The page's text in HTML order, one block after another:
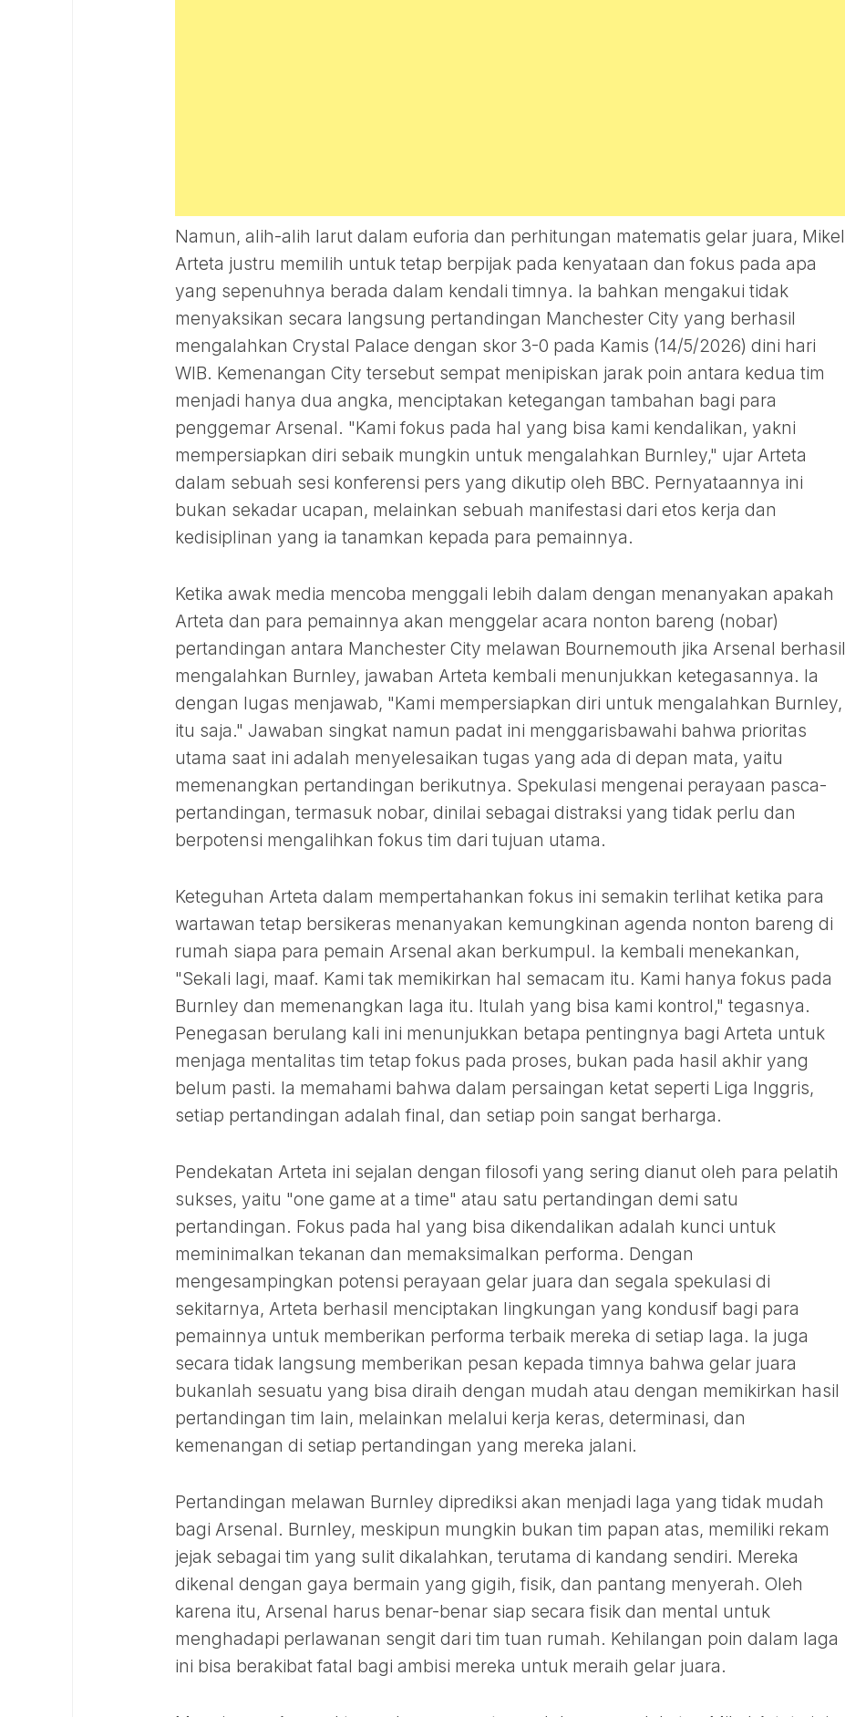
Namun, alih-alih larut dalam euforia dan perhitungan matematis gelar juara, Mikel
Arteta justru memilih untuk tetap berpijak pada kenyataan dan fokus pada apa
yang sepenuhnya berada dalam kendali timnya. Ia bahkan mengakui tidak
menyaksikan secara langsung pertandingan Manchester City yang berhasil
mengalahkan Crystal Palace dengan skor 3-0 pada Kamis (14/5/2026) dini hari
WIB. Kemenangan City tersebut sempat menipiskan jarak poin antara kedua tim
menjadi hanya dua angka, menciptakan ketegangan tambahan bagi para
penggemar Arsenal. "Kami fokus pada hal yang bisa kami kendalikan, yakni
mempersiapkan diri sebaik mungkin untuk mengalahkan Burnley," ujar Arteta
dalam sebuah sesi konferensi pers yang dikutip oleh BBC. Pernyataannya ini
bukan sekadar ucapan, melainkan sebuah manifestasi dari etos kerja dan
kedisiplinan yang ia tanamkan kepada para pemainnya.
Ketika awak media mencoba menggali lebih dalam dengan menanyakan apakah
Arteta dan para pemainnya akan menggelar acara nonton bareng (nobar)
pertandingan antara Manchester City melawan Bournemouth jika Arsenal berhasil
mengalahkan Burnley, jawaban Arteta kembali menunjukkan ketegasannya. Ia
dengan lugas menjawab, "Kami mempersiapkan diri untuk mengalahkan Burnley,
itu saja." Jawaban singkat namun padat ini menggarisbawahi bahwa prioritas
utama saat ini adalah menyelesaikan tugas yang ada di depan mata, yaitu
memenangkan pertandingan berikutnya. Spekulasi mengenai perayaan pasca-
pertandingan, termasuk nobar, dinilai sebagai distraksi yang tidak perlu dan
berpotensi mengalihkan fokus tim dari tujuan utama.
Keteguhan Arteta dalam mempertahankan fokus ini semakin terlihat ketika para
wartawan tetap bersikeras menanyakan kemungkinan agenda nonton bareng di
rumah siapa para pemain Arsenal akan berkumpul. Ia kembali menekankan,
"Sekali lagi, maaf. Kami tak memikirkan hal semacam itu. Kami hanya fokus pada
Burnley dan memenangkan laga itu. Itulah yang bisa kami kontrol," tegasnya.
Penegasan berulang kali ini menunjukkan betapa pentingnya bagi Arteta untuk
menjaga mentalitas tim tetap fokus pada proses, bukan pada hasil akhir yang
belum pasti. Ia memahami bahwa dalam persaingan ketat seperti Liga Inggris,
setiap pertandingan adalah final, dan setiap poin sangat berharga.
Pendekatan Arteta ini sejalan dengan filosofi yang sering dianut oleh para pelatih
sukses, yaitu "one game at a time" atau satu pertandingan demi satu
pertandingan. Fokus pada hal yang bisa dikendalikan adalah kunci untuk
meminimalkan tekanan dan memaksimalkan performa. Dengan
mengesampingkan potensi perayaan gelar juara dan segala spekulasi di
sekitarnya, Arteta berhasil menciptakan lingkungan yang kondusif bagi para
pemainnya untuk memberikan performa terbaik mereka di setiap laga. Ia juga
secara tidak langsung memberikan pesan kepada timnya bahwa gelar juara
bukanlah sesuatu yang bisa diraih dengan mudah atau dengan memikirkan hasil
pertandingan tim lain, melainkan melalui kerja keras, determinasi, dan
kemenangan di setiap pertandingan yang mereka jalani.
Pertandingan melawan Burnley diprediksi akan menjadi laga yang tidak mudah
bagi Arsenal. Burnley, meskipun mungkin bukan tim papan atas, memiliki rekam
jejak sebagai tim yang sulit dikalahkan, terutama di kandang sendiri. Mereka
dikenal dengan gaya bermain yang gigih, fisik, dan pantang menyerah. Oleh
karena itu, Arsenal harus benar-benar siap secara fisik dan mental untuk
menghadapi perlawanan sengit dari tim tuan rumah. Kehilangan poin dalam laga
ini bisa berakibat fatal bagi ambisi mereka untuk meraih gelar juara.